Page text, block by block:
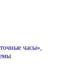
часы»,